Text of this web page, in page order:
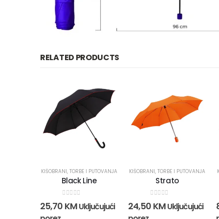
RELATED PRODUCTS
KIŠOBRANI, TORBE I PUTOVANJA
Black Line
25,70 KMUključujući
KIŠOBRANI, TORBE I PUTOVANJA
Strato
24,50 KMUključujući